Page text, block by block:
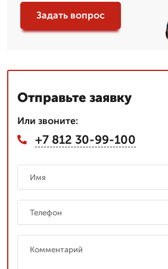
Задать вопрос
Отправьте заявку
Или звоните:
+7 812 30-99-100